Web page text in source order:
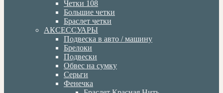
Четки 108
Большие четки
Браслет четки
АКСЕССУАРЫ
Подвеска в авто / машину
Брелоки
Подвески
Обвес на сумку
Серьги
Фенечка